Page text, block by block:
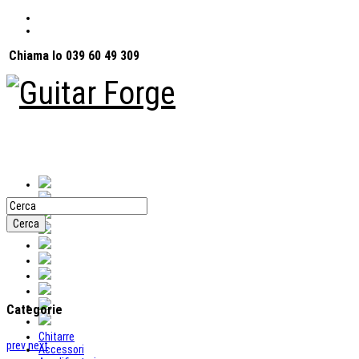
Chiama lo 039 60 49 309
Categorie
Chitarre
Accessori
prevnext